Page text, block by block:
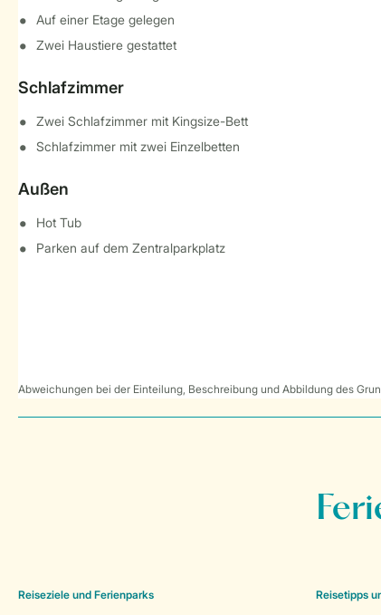
Auf einer Etage gelegen
Zwei Haustiere gestattet
Schlafzimmer
Zwei Schlafzimmer mit Kingsize-Bett
Schlafzimmer mit zwei Einzelbetten
Außen
Hot Tub
Parken auf dem Zentralparkplatz
Abweichungen bei der Einteilung, Beschreibung und Abbildung des
Reiseziele und Ferienparks Reisetipps